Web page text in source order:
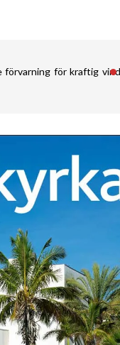
förvarning för kraftig vind